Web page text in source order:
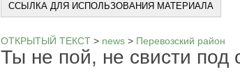
ССЫЛКА ДЛЯ ИСПОЛЬЗОВАНИЯ МАТЕРИАЛА
ОТКРЫТЫЙ ТЕКСТ > news > Перевозский район
Ты не пой, не свисти под